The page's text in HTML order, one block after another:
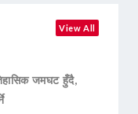
View All
जमघट हुँदै,